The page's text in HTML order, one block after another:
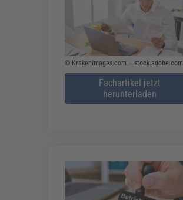
© Krakenimages.com – stock.adobe.com
Fachartikel jetzt
herunterladen